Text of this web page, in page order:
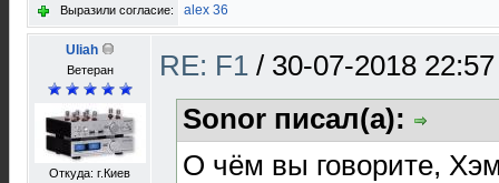
Выразили согласие: alex 36
Uliah
Ветеран
Откуда: г.Киев
RE: F1 / 30-07-2018 22:57
Sonor писал(а):
О чём вы говорите,